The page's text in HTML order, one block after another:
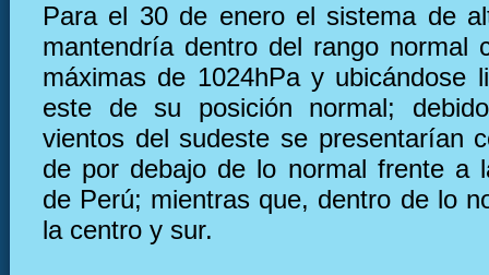
Para el 30 de enero el sistema de
mantendría dentro del rango normal
máximas de 1024hPa y ubicándose
este de su posición normal;
vientos del sudeste se presentarían
de por debajo de lo normal frente a
de Perú; mientras que, dentro de lo
la centro y sur.